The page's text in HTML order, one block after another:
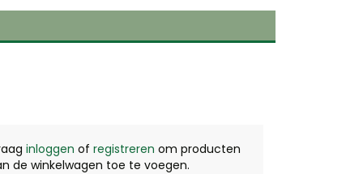
inloggen of registreren om producten
de winkelwagen toe te voegen.